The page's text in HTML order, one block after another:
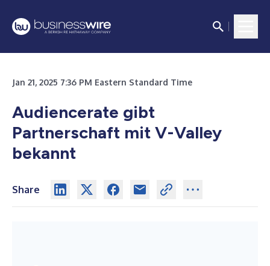
Jan 21, 2025 7:36 PM Eastern Standard Time
Audiencerate gibt
Partnerschaft mit V-Valley
bekannt
Share